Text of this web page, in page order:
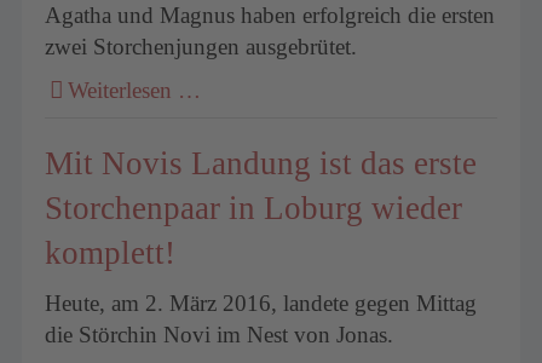
Agatha und Magnus haben erfolgreich die ersten
zwei Storchenjungen ausgebrütet.
Weiterlesen …
Mit Novis Landung ist das erste
Storchenpaar in Loburg wieder
komplett!
Heute, am 2. März 2016, landete gegen Mittag
die Störchin Novi im Nest von Jonas.